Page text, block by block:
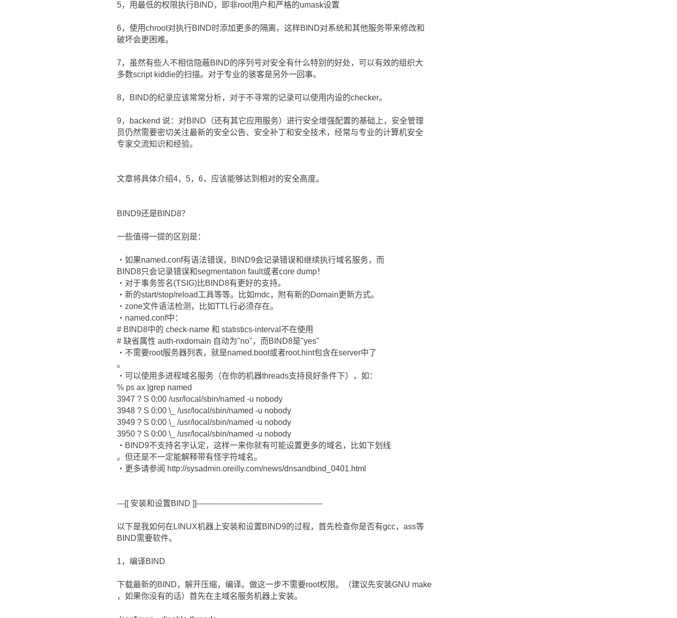
5，用最低的权限执行BIND，即非root用户和严格的umask设置
6，使用chroot对执行BIND时添加更多的隔离，这样BIND对系统和其他服务带来修改和
破坏会更困难。
7，虽然有些人不相信隐蔽BIND的序列号对安全有什么特别的好处，可以有效的组织大
多数script kiddie的扫描。对于专业的骇客是另外一回事。
8，BIND的纪录应该常常分析，对于不寻常的记录可以使用内设的checker。
9，backend 说：对BIND（还有其它应用服务）进行安全增强配置的基础上，安全管理
员仍然需要密切关注最新的安全公告、安全补丁和安全技术，经常与专业的计算机安全
专家交流知识和经验。
文章将具体介绍4，5，6，应该能够达到相对的安全高度。
BIND9还是BIND8？
一些值得一提的区别是：
・如果named.conf有语法错误，BIND9会记录错误和继续执行域名服务，而
BIND8只会记录错误和segmentation fault或者core dump！
・对于事务签名(TSIG)比BIND8有更好的支持。
・新的start/stop/reload工具等等。比如rndc，附有新的Domain更新方式。
・zone文件语法检测，比如TTL行必须存在。
・named.conf中：
# BIND8中的 check-name 和 statistics-interval不在使用
# 缺省属性 auth-nxdomain 自动为"no"，而BIND8是"yes"
・不需要root服务器列表，就是named.boot或者root.hint包含在server中了
。
・可以使用多进程域名服务（在你的机器threads支持良好条件下），如：
% ps ax |grep named
3947 ? S 0:00 /usr/local/sbin/named -u nobody
3948 ? S 0:00 \_ /usr/local/sbin/named -u nobody
3949 ? S 0:00 \_ /usr/local/sbin/named -u nobody
3950 ? S 0:00 \_ /usr/local/sbin/named -u nobody
・BIND9不支持名字认定，这样一来你就有可能设置更多的域名，比如下划线
。但还是不一定能解释带有怪字符域名。
・更多请参阅 http://sysadmin.oreilly.com/news/dnsandbind_0401.html
---[[ 安装和设置BIND ]]--------------------------------------------------
以下是我如何在LINUX机器上安装和设置BIND9的过程，首先检查你是否有gcc，ass等
BIND需要软件。
1，编译BIND
下载最新的BIND，解开压缩，编译。做这一步不需要root权限。（建议先安装GNU make
，如果你没有的话）首先在主域名服务机器上安装。